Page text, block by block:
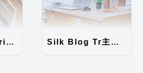
Clean Enterprise主题汉化包 Silk Blog Tr主题汉化包